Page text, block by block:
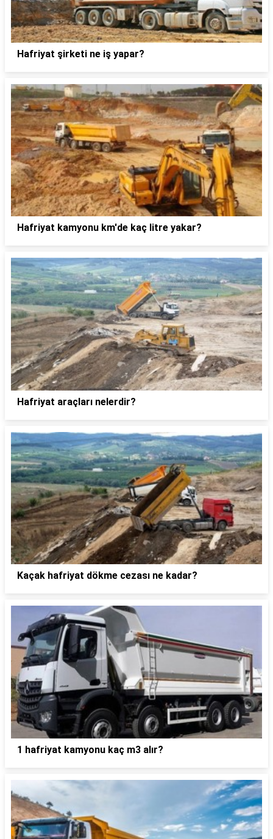
Hafriyat şirketi ne iş yapar?
Hafriyat kamyonu km'de kaç litre yakar?
Hafriyat araçları nelerdir?
Kaçak hafriyat dökme cezası ne kadar?
1 hafriyat kamyonu kaç m3 alır?